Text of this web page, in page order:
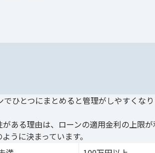
ひとつにまとめると管理がしやすくな
ある理由は、ローンの適用金利の上限
うに決まっています。